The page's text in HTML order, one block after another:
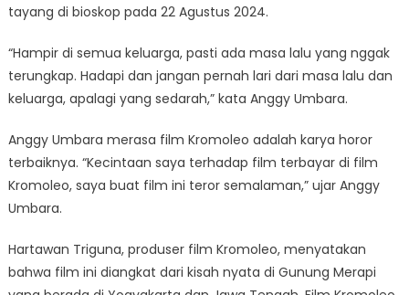
tayang di bioskop pada 22 Agustus 2024.
“Hampir di semua keluarga, pasti ada masa lalu yang nggak
terungkap. Hadapi dan jangan pernah lari dari masa lalu dan
keluarga, apalagi yang sedarah,” kata Anggy Umbara.
Anggy Umbara merasa film Kromoleo adalah karya horor
terbaiknya. “Kecintaan saya terhadap film terbayar di film
Kromoleo, saya buat film ini teror semalaman,” ujar Anggy
Umbara.
Hartawan Triguna, produser film Kromoleo, menyatakan
bahwa film ini diangkat dari kisah nyata di Gunung Merapi